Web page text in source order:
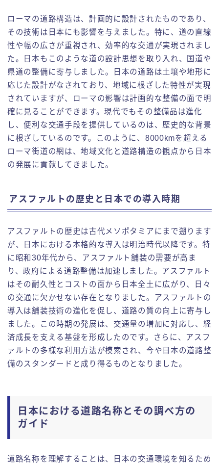
ローマの道路構造は、計画的に設計されたものであり、
その技術は日本にも影響を与えました。特に、道の直線
性や幅の広さが重視され、効率的な交通が実現されまし
た。日本もこのような道の設計思想を取り入れ、国道や
県道の整備に寄与しました。日本の道路は土壌や地形に
応じた設計がなされており、地域に根ざした特性が実現
されていますが、ローマの影響は計画的な整備の面で明
確に見ることができます。現代でもその整備品は進化
し、便利な交通手段を提供しているのは、歴史的な背景
に根ざしているのです。このように、8000kmを超える
ローマ街道の網は、地域文化と道路構造の観点から日本
の発展に貢献してきました。
アスファルトの歴史と日本での導入時期
アスファルトの歴史は古代メソポタミアにまで遡ります
が、日本における本格的な導入は明治時代以降です。特
に昭和30年代から、アスファルト舗装の需要が高ま
り、政府による道路整備は加速しました。アスファルト
はその耐久性とコストの面から日本全土に広がり、日々
の交通に欠かせない存在となりました。アスファルトの
導入は舗装技術の進化を促し、道路の質の向上に寄与し
ました。この時期の発展は、交通量の増加に対応し、経
済成長を支える基盤を形成したのです。さらに、アスフ
ァルトの多様な利用方法が模索され、今や日本の道路整
備のスタンダードと成り得るものとなりました。
日本における道路名称とその調べ方の
ガイド
道路名称を理解することは、日本の交通環境を知るため